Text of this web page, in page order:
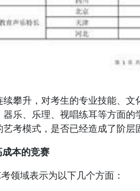
攀升，对考生的专业技能、
乐、乐理、视唱练耳等方面
考模式，是否已经造成了阶层
本的竞赛
领域表示为以下几个方面：